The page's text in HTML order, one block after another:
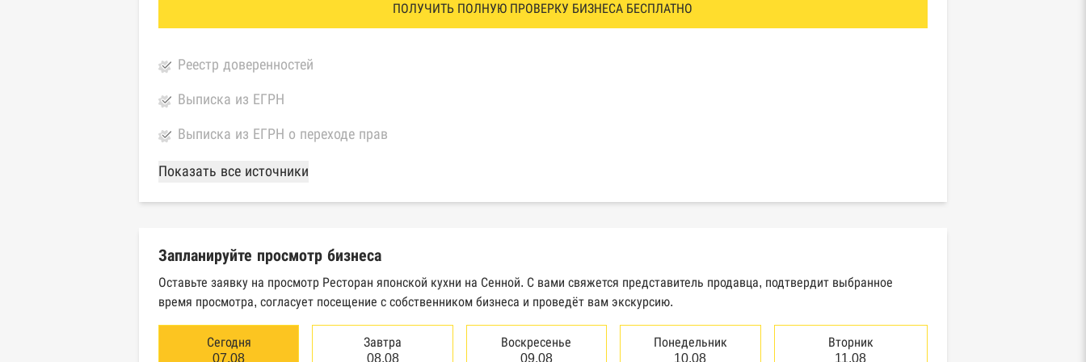
ПОЛУЧИТЬ ПОЛНУЮ ПРОВЕРКУ БИЗНЕСА БЕСПЛАТНО
Реестр доверенностей
Выписка из ЕГРН
Выписка из ЕГРН о переходе прав
База Росстата
Реестры ЕГРЮЛ и ЕГРИП Федеральной налоговой службы России
Картотека арбитражных дел Высшего арбитражного суда
Единый федеральный реестр сведений о банкротстве юридических лиц
Единый федеральный реестр сведений о банкротстве физических лиц
Показать все источники
Запланируйте просмотр бизнеса
Оставьте заявку на просмотр Ресторан японской кухни на Сенной. С вами свяжется представитель продавца, подтвердит выбранное
время просмотра, согласует посещение с собственником бизнеса и проведёт вам экскурсию.
Сегодня
07.08
Завтра
08.08
Воскресенье
09.08
Понедельник
10.08
Вторник
11.08